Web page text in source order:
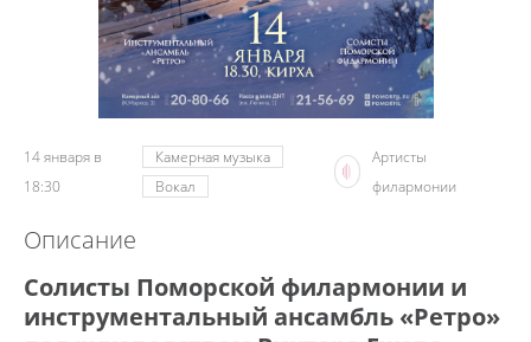
14 января в
18:30
Камерная музыка
Вокал
Артисты
филармонии
Описание
Солисты Поморской филармонии и
инструментальный ансамбль «Ретро»